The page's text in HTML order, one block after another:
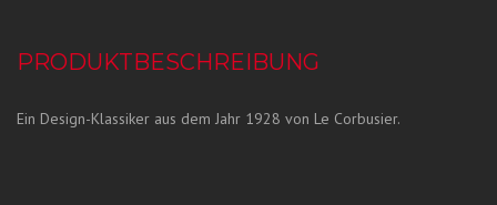
PRODUKTBESCHREIBUNG
Ein Design-Klassiker aus dem Jahr 1928 von Le Corbusier.